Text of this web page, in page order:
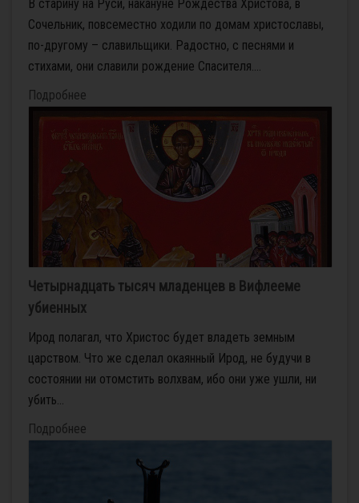
В старину на Руси, накануне Рождества Христова, в
Cочельник, повсеместно ходили по домам христославы,
по-другому – славильщики. Радостно, с песнями и
стихами, они славили рождение Спасителя....
Подробнее
Четырнадцать тысяч младенцев в Вифлееме
убиенных
Ирод полагал, что Христос будет владеть земным
царством. Что же сделал окаянный Ирод, не будучи в
состоянии ни отомстить волхвам, ибо они уже ушли, ни
убить...
Подробнее